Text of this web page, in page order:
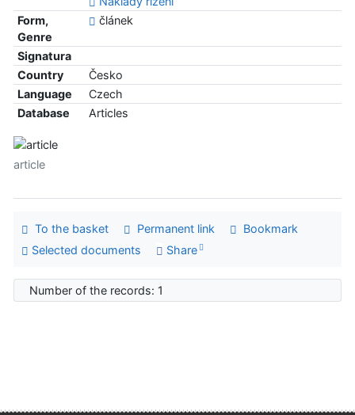
Form,
Genre
článek
Signatura
Country
Česko
Language
Czech
Database
Articles
article
To the basket Permanent link
Bookmark
Selected documents
Share
Number of the records: 1